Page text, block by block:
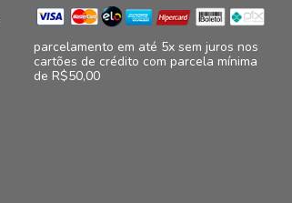
parcelamento em até 5x sem juros nos
cartões de crédito com parcela mínima
de R$50,00